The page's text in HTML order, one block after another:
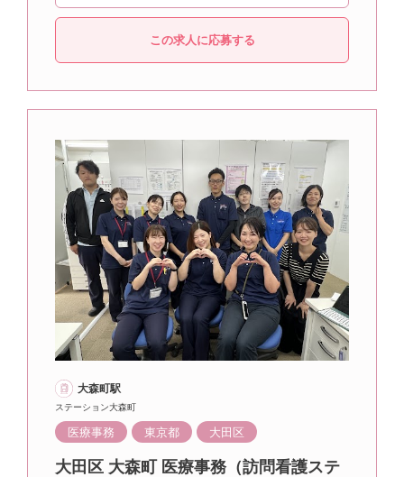
この求人に応募する
大森町駅
ステーション大森町
医療事務 東京都 大田区
大田区 大森町 医療事務（訪問看護ステ